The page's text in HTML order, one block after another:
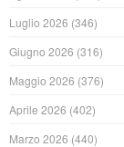
Luglio 2026 (346)
Giugno 2026 (316)
Maggio 2026 (376)
Aprile 2026 (402)
Marzo 2026 (440)